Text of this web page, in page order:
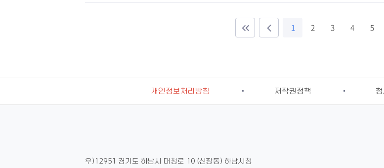
1 2 3 4 5
개인정보처리방침 저작권정책 청
우)12951 경기도 하남시 대청로 10 (신장동) 하남시청